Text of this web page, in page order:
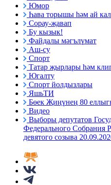
Юмор
Һава торышы һәм ай
Сорау-җавап
Бу кызык!
Файдалы мәгълүмат
Аш-су
Спорт
Татар җырлары һәм
Югалту
Спорт йолдызлары
ЯшьТИ
Бөек Җиңүнең 80
Видео
Выборы депутатов
Федерального Собрания
девятого созыва